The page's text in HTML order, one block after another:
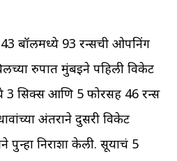
बॉलमध्ये 93 रन्सची ओपनिंग
रुपात मुंबईने पहिली विकेट
3 सिक्स आणि 5 फोरसह 46 रन्स
अंतराने दुसरी विकेट
पुन्हा निराशा केली. सूर्याचं 5